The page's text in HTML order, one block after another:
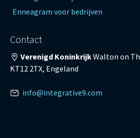
Enneagram voor bedrijven
Contact
Verenigd KoninkrijkWalton on
KT12 2TX, Engeland
info@integrative9.com